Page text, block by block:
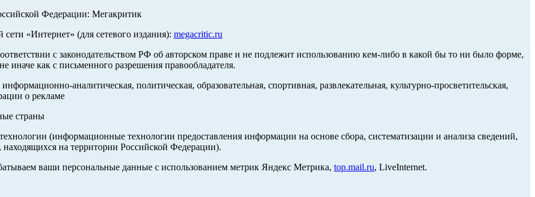
Федерации: Мегакритик
«Интернет» (для сетевого издания): megacritic.ru
с законодательством РФ об авторском праве и не подлежит использованию кем-либо в какой бы то ни было форме,
иначе как с письменного разрешения правообладателя.
аналитическая, политическая, образовательная, спортивная, развлекательная, культурно-просветительская,
о рекламе
страны
(информационные технологии предоставления информации на основе сбора, систематизации и анализа сведений,
на территории Российской Федерации).
ваши персональные данные с использованием метрик Яндекс Метрика, top.mail.ru, LiveInternet.